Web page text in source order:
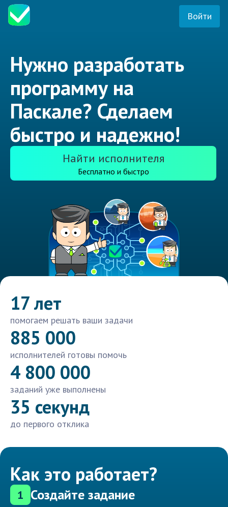
Войти
Нужно разработать
программу на
Паскале? Сделаем
быстро и надежно!
Найти исполнителя
Бесплатно и быстро
17 лет
помогаем решать ваши задачи
885 000
исполнителей готовы помочь
4 800 000
заданий уже выполнены
35 секунд
до первого отклика
Как это работает?
1 Создайте задание